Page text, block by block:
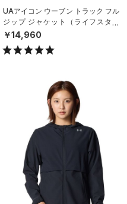
UAアイコン ウーブン トラック フル
ジップ ジャケット（ライフスタイ
ル/MEN）
￥14,960